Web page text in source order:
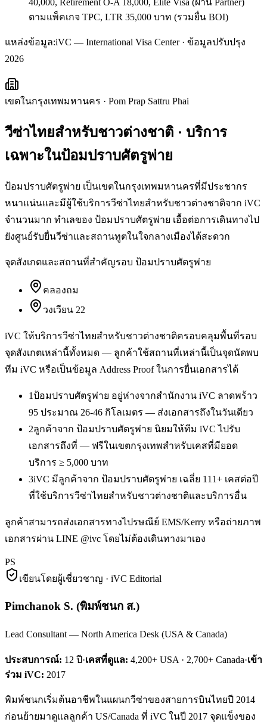
ตามแพ็คเกจ TPC, LTR 35,000 บาท (รวมยื่น BOI)
แหล่งข้อมูล:iVC — International Visa Center · ข้อมูลปรับปรุง
2026
เขตในกรุงเทพมหานคร · Pom Prap Sattru Phai
วีซ่าไทยสำหรับชาวต่างชาติ · บริการ
เฉพาะในป้อมปราบศัตรูพ่าย
ป้อมปราบศัตรูพ่าย เป็นเขตในกรุงเทพมหานครที่มีประชากร
หนาแน่นและมีผู้ใช้บริการวีซ่าไทยสำหรับชาวต่างชาติจาก iVC
จำนวนมาก ทำเลของ ป้อมปราบศัตรูพ่าย เอื้อต่อการเดินทางไป
ยังศูนย์รับยื่นวีซ่าและสถานทูตในใจกลางเมืองได้สะดวก
จุดสังเกตและสถานที่สำคัญรอบ ป้อมปราบศัตรูพ่าย
คลองถม
วงเวียน 22
iVC ให้บริการวีซ่าไทยสำหรับชาวต่างชาติครอบคลุมพื้นที่รอบ
จุดสังเกตเหล่านี้ทั้งหมด — ลูกค้าใช้สถานที่เหล่านี้เป็นจุดนัดพบ
ทีม iVC หรือเป็นข้อมูล Address Proof ในการยื่นเอกสารได้
1ป้อมปราบศัตรูพ่าย อยู่ห่างจากสำนักงาน iVC ลาดพร้าว
95 ประมาณ 26-46 กิโลเมตร — ส่งเอกสารถึงในวันเดียว
2ลูกค้าจาก ป้อมปราบศัตรูพ่าย นิยมให้ทีม iVC ไปรับ
เอกสารถึงที่ — ฟรีในเขตกรุงเทพสำหรับเคสที่มียอด
บริการ ≥ 5,000 บาท
3iVC มีลูกค้าจาก ป้อมปราบศัตรูพ่าย เฉลี่ย 111+ เคสต่อปี
ที่ใช้บริการวีซ่าไทยสำหรับชาวต่างชาติและบริการอื่น
ลูกค้าสามารถส่งเอกสารทางไปรษณีย์ EMS/Kerry หรือถ่ายภาพ
เอกสารผ่าน LINE @ivc โดยไม่ต้องเดินทางมาเอง
PS
เขียนโดยผู้เชี่ยวชาญ · iVC Editorial
Pimchanok S. (พิมพ์ชนก ส.)
Lead Consultant — North America Desk (USA & Canada)
ประสบการณ์: 12 ปี·เคสที่ดูแล: 4,200+ USA · 2,700+ Canada·เข้า
ร่วม iVC: 2017
พิมพ์ชนกเริ่มต้นอาชีพในแผนกวีซ่าของสายการบินไทยปี 2014
ก่อนย้ายมาดูแลลูกค้า US/Canada ที่ iVC ในปี 2017 จุดแข็งของ